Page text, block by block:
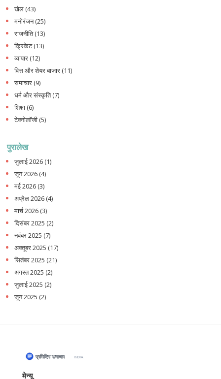
खेल (43)
मनोरंजन(25)
राजनीति(13)
क्रिकेट(13)
व्यापार (12)
वित्त और शेयर बाजार (11)
समाचार (9)
धर्म और संस्कृति(7)
शिक्षा (6)
टेक्नोलॉजी (5)
पुरालेख
जुलाई 2026 (1)
जून 2026 (4)
मई 2026 (3)
अप्रैल 2026 (4)
मार्च 2026 (3)
दिसंबर 2025 (2)
नवंबर 2025 (7)
अक्तूबर 2025 (17)
सितंबर 2025 (21)
अगस्त 2025 (2)
जुलाई 2025 (2)
जून 2025 (2)
मेन्यू